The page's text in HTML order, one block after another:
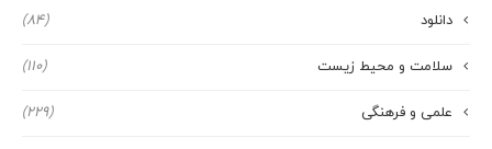
دانلود (84)
سلامت و محیط زیست (110)
علمی و فرهنگی (229)